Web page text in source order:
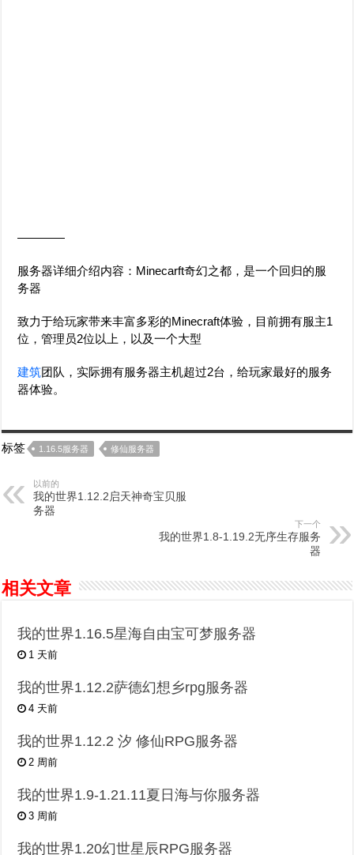
————
服务器详细介绍内容：Minecarft奇幻之都，是一个回归的服
务器
致力于给玩家带来丰富多彩的Minecraft体验，目前拥有服主1
位，管理员2位以上，以及一个大型
建筑团队，实际拥有服务器主机超过2台，给玩家最好的服务
器体验。
标签 1.16.5服务器 修仙服务器
以前的
我的世界1.12.2启天神奇宝贝服
务器
下一个
我的世界1.8-1.19.2无序生存服务
器
相关文章
我的世界1.16.5星海自由宝可梦服务器
1 天前
我的世界1.12.2萨德幻想乡rpg服务器
4 天前
我的世界1.12.2 汐 修仙RPG服务器
2 周前
我的世界1.9-1.21.11夏日海与你服务器
3 周前
我的世界1.20幻世星辰RPG服务器